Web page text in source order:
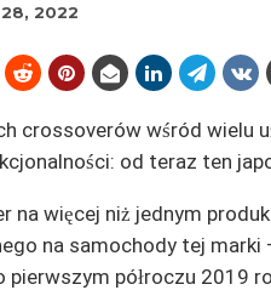
2022
crossoverów wśród wielu
od teraz ten
na więcej niż jednym
na samochody tej
półroczu 2019